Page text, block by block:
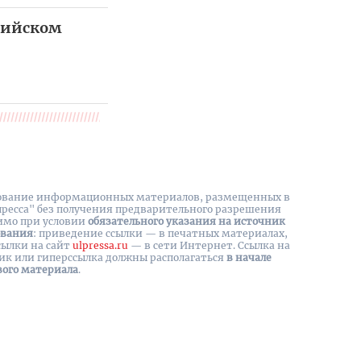
информационных материалов, размещенных в
без получения предварительного разрешения
при условии обязательного указания на источник
: приведение ссылки — в печатных материалах,
на cайт ulpressa.ru — в сети Интернет. Ссылка на
или гиперссылка должны располагаться в начале
материала.